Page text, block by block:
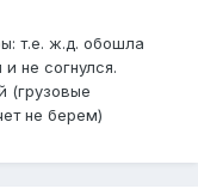
т.е. ж.д. обошла
не согнулся.
(грузовые
не берем)